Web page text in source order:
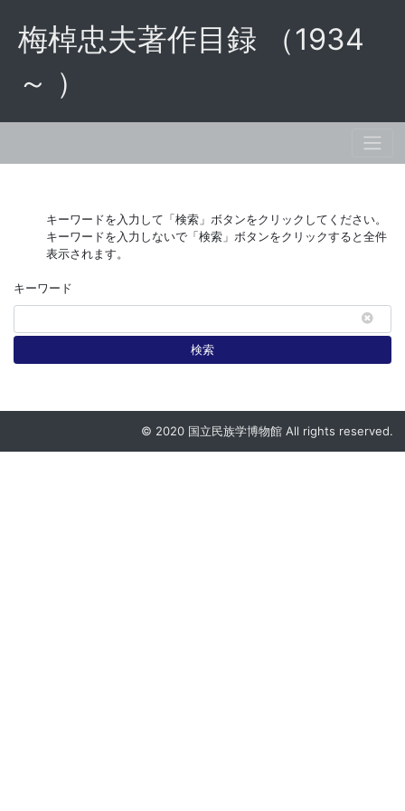
梅棹忠夫著作目録 （1934
～ ）
キーワードを入力して「検索」ボタンをクリックしてください。
キーワードを入力しないで「検索」ボタンをクリックすると全件
表示されます。
キーワード
検索
© 2020 国立民族学博物館 All rights reserved.